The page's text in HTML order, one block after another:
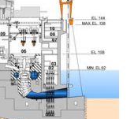
governo de
alcança 9% no
(PSOL) tem 3%.
o atual
e por isso ...